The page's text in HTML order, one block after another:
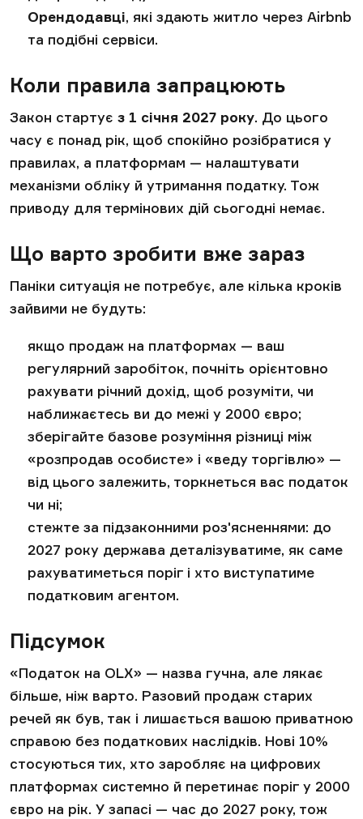
Орендодавці, які здають житло через Airbnb
та подібні сервіси.
Коли правила запрацюють
Закон стартує з 1 січня 2027 року. До цього
часу є понад рік, щоб спокійно розібратися у
правилах, а платформам — налаштувати
механізми обліку й утримання податку. Тож
приводу для термінових дій сьогодні немає.
Що варто зробити вже зараз
Паніки ситуація не потребує, але кілька кроків
зайвими не будуть:
якщо продаж на платформах — ваш
регулярний заробіток, почніть орієнтовно
рахувати річний дохід, щоб розуміти, чи
наближаєтесь ви до межі у 2000 євро;
зберігайте базове розуміння різниці між
«розпродав особисте» і «веду торгівлю» —
від цього залежить, торкнеться вас податок
чи ні;
стежте за підзаконними роз'ясненнями: до
2027 року держава деталізуватиме, як саме
рахуватиметься поріг і хто виступатиме
податковим агентом.
Підсумок
«Податок на OLX» — назва гучна, але лякає
більше, ніж варто. Разовий продаж старих
речей як був, так і лишається вашою приватною
справою без податкових наслідків. Нові 10%
стосуються тих, хто заробляє на цифрових
платформах системно й перетинає поріг у 2000
євро на рік. У запасі — час до 2027 року, тож